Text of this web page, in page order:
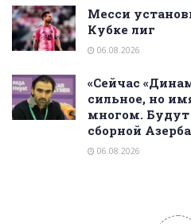
Месси
Кубке лиг
06.08.2026
«Сейчас
сильное, но
многом. Будут
сборной
06.08.2026